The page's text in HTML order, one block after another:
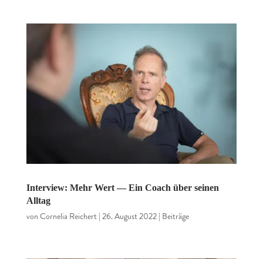
Interview: Mehr Wert — Ein Coach über seinen
Alltag
von Cornelia Reichert| 26. August 2022| Beiträge